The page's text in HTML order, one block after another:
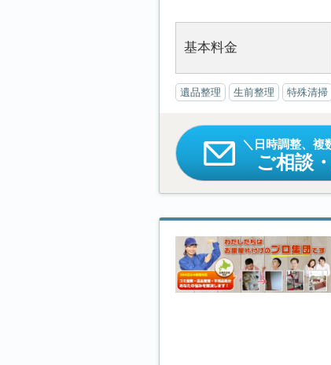
基本料金
遺品整理 生前整理 特殊清掃
日時調整、複
ご相談